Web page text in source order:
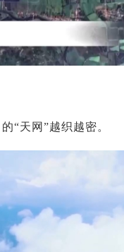
“天网”越织越密。